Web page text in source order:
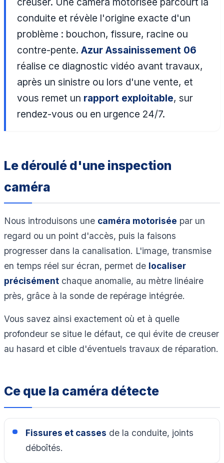
conduite et révèle l'origine exacte d'un
problème : bouchon, fissure, racine ou
contre-pente.Azur Assainissement 06
réalise ce diagnostic vidéo avant travaux,
après un sinistre ou lors d'une vente, et
vous remet un rapport exploitable, sur
rendez-vous ou en urgence 24/7.
Le déroulé d'une inspection
caméra
Nous introduisons une caméra motorisée par un
regard ou un point d'accès, puis la faisons
progresser dans la canalisation. L'image, transmise
en temps réel sur écran, permet de localiser
précisément chaque anomalie, au mètre linéaire
près, grâce à la sonde de repérage intégrée.
Vous savez ainsi exactement où et à quelle
profondeur se situe le défaut, ce qui évite de creuser
au hasard et cible d'éventuels travaux de réparation.
Ce que la caméra détecte
Fissures et casses de la conduite, joints
déboîtés.